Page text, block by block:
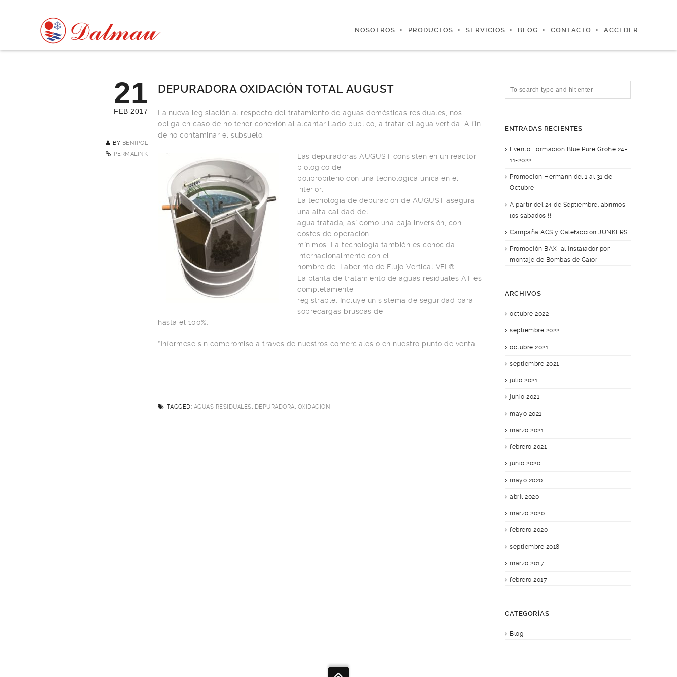
NOSOTROS PRODUCTOS SERVICIOS BLOG CONTACTO ACCEDER
21
FEB 2017
BY BENIPOL
PERMALINK
DEPURADORA OXIDACIÓN TOTAL AUGUST
La nueva legislación al respecto del tratamiento de aguas domésticas residuales, nos
obliga en caso de no tener conexión al alcantarillado publico, a tratar el agua vertida. A fin
de no contaminar el subsuelo.
Las depuradoras AUGUST consisten en un reactor
biológico de
polipropileno con una tecnológica única en el
interior.
La tecnología de depuración de AUGUST asegura
una alta calidad del
agua tratada, así como una baja inversión, con
costes de operación
mínimos. La tecnología también es conocida
internacionalmente con el
nombre de: Laberinto de Flujo Vertical VFL®.
La planta de tratamiento de aguas residuales AT es
completamente
registrable. Incluye un sistema de seguridad para
sobrecargas bruscas de
hasta el 100%.
*Informese sin compromiso a traves de nuestros comerciales o en nuestro punto de venta.
TAGGED: AGUAS RESIDUALES, DEPURADORA, OXIDACION
ENTRADAS RECIENTES
Evento Formacion Blue Pure Grohe 24-
11-2022
Promocion Hermann del 1 al 31 de
Octubre
A partir del 24 de Septiembre, abrimos
los sabados!!!!!
Campaña ACS y Calefaccion JUNKERS
Promoción BAXI al instalador por
montaje de Bombas de Calor
ARCHIVOS
octubre 2022
septiembre 2022
octubre 2021
septiembre 2021
julio 2021
junio 2021
mayo 2021
marzo 2021
febrero 2021
junio 2020
mayo 2020
abril 2020
marzo 2020
febrero 2020
septiembre 2018
marzo 2017
febrero 2017
CATEGORÍAS
Blog